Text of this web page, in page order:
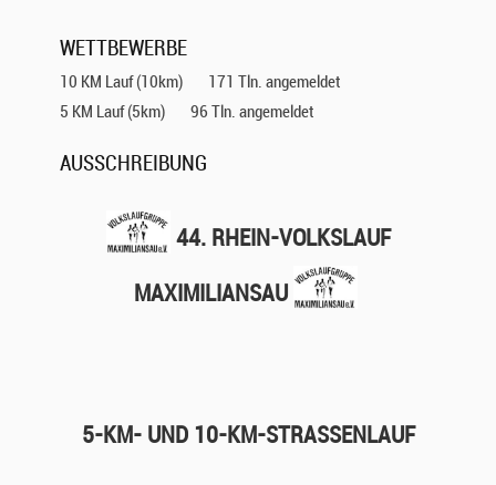
WETTBEWERBE
10 KM Lauf (10km)
171 Tln. angemeldet
5 KM Lauf (5km)
96 Tln. angemeldet
AUSSCHREIBUNG
44. RHEIN-VOLKSLAUF
MAXIMILIANSAU
5-KM- UND 10-KM-STRASSENLAUF